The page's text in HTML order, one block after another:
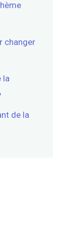
changer
la
de la